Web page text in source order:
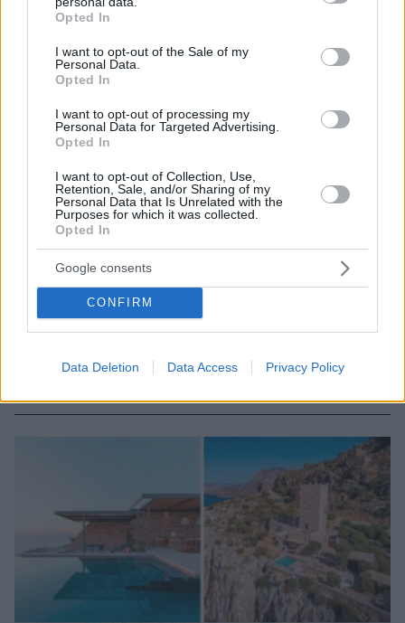
grant or deny consent to Google and its third-party tags to
use your data for below specified purposes in below Google
consent section.
Opted In
I want to opt-out of the Sale of my
Personal Data.
Opted In
I want to opt-out of processing my
Personal Data for Targeted Advertising.
Opted In
I want to opt-out of Collection, Use,
Retention, Sale, and/or Sharing of my
Personal Data that Is Unrelated with the
Purposes for which it was collected.
Opted In
Google consents
CONFIRM
Data Deletion Data Access Privacy Policy
Οικογενειακή τραγωδία στις Σέρρες, μητέρα και
Βίντεο ντοκουμέντο από τη στιγμή της
07.08.2026, 09:58